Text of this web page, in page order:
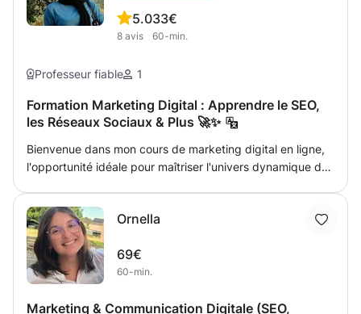
5.0
8 avis
33€
60-min.
Professeur fiable 1
Formation Marketing Digital : Apprendre le SEO,
les Réseaux Sociaux & Plus 🚀✨
Bienvenue dans mon cours de marketing digital en ligne,
l'opportunité idéale pour maîtriser l'univers dynamique de
Marketing Digital, cette formation vous apporte les
compétences concrètes et indispensables pour réussir en
ligne. Que vous soyez un passionné débutant ou un
professionnel cherchant à booster son activité, ces cours
Les Compétences Clés Que Vous Allez Maîtriser : ​🔍
Ornella
69€
60-min.
Marketing & Communication Digitale (SEO,